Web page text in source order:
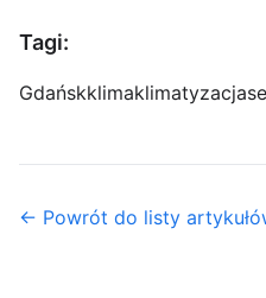
Tagi:
Gdańskklimaklimatyzacja
← Powrót do listy